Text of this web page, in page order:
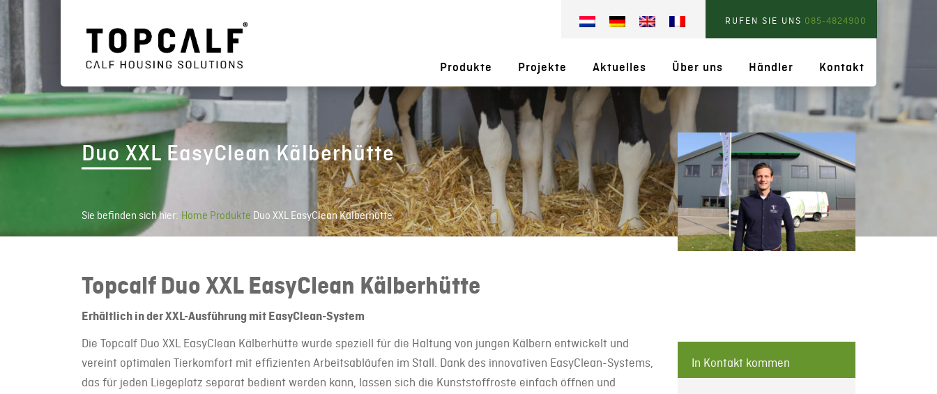
RUFEN SIE UNS 085-4824900
Produkte Projekte Aktuelles Über uns Händler Kontakt
Duo XXL EasyClean Kälberhütte
Sie befinden sich hier: Home Produkte Duo XXL EasyClean Kälberhütte
Topcalf Duo XXL EasyClean Kälberhütte
Erhältlich in der XXL-Ausführung mit EasyClean-System
Die Topcalf Duo XXL EasyClean Kälberhütte wurde speziell für die Haltung von jungen Kälbern entwickelt und
vereint optimalen Tierkomfort mit effizienten Arbeitsabläufen im Stall. Dank des innovativen EasyClean-Systems,
das für jeden Liegeplatz separat bedient werden kann, lassen sich die Kunststoffroste einfach öffnen und
In Kontakt kommen